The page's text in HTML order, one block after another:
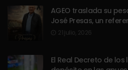
AGEO traslada su
José Presas, un
El Real Decreto de